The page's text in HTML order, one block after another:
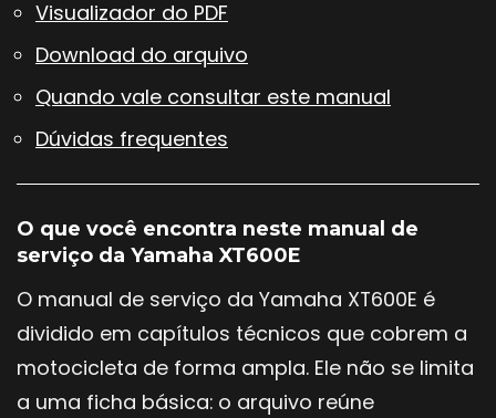
Visualizador do PDF
Download do arquivo
Quando vale consultar este manual
Dúvidas frequentes
O que você encontra neste manual de
serviço da Yamaha XT600E
O manual de serviço da Yamaha XT600E é
dividido em capítulos técnicos que cobrem a
motocicleta de forma ampla. Ele não se limita
a uma ficha básica: o arquivo reúne